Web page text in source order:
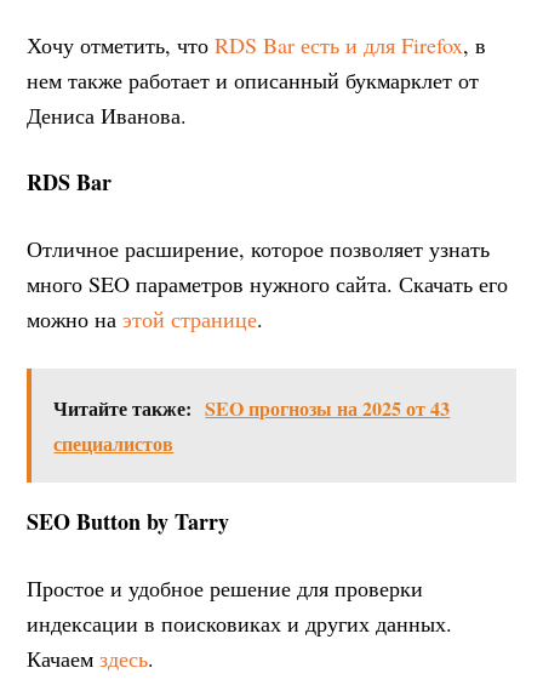
Хочу отметить, чтоRDS Bar есть и для Firefox, в
нем также работает и описанный букмарклет от
Дениса Иванова.
RDS Bar
Отличное расширение, которое позволяет узнать
много SEO параметров нужного сайта. Скачать его
можно наэтой странице.
Читайте также: SEO прогнозы на 2025 от 43
специалистов
SEO Button by Tarry
Простое и удобное решение для проверки
индексации в поисковиках и других данных.
Качаемздесь.